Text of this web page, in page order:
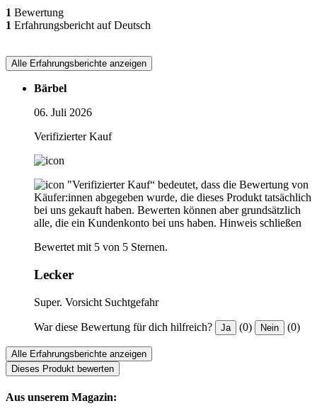
1 Bewertung
1 Erfahrungsbericht auf Deutsch
Alle Erfahrungsberichte anzeigen
Bärbel
06. Juli 2026
Verifizierter Kauf
"Verifizierter Kauf“ bedeutet, dass die Bewertung von
Käufer:innen abgegeben wurde, die dieses Produkt tatsächlich
bei uns gekauft haben. Bewerten können aber grundsätzlich
alle, die ein Kundenkonto bei uns haben. Hinweis schließen
Bewertet mit 5 von 5 Sternen.
Lecker
Super. Vorsicht Suchtgefahr
War diese Bewertung für dich hilfreich? Ja (0) Nein (0)
Alle Erfahrungsberichte anzeigen
Dieses Produkt bewerten
Aus unserem Magazin: